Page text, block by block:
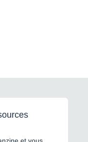
et vous